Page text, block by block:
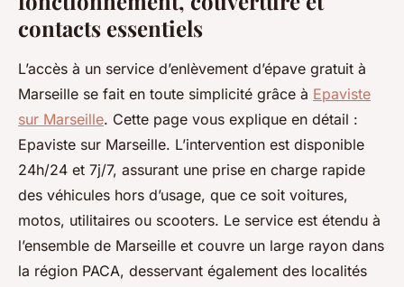
contacts essentiels
L’accès à un service d’enlèvement d’épave gratuit à
Marseille se fait en toute simplicité grâce à Epaviste
sur Marseille. Cette page vous explique en détail :
Epaviste sur Marseille. L’intervention est disponible
24h/24 et 7j/7, assurant une prise en charge rapide
des véhicules hors d’usage, que ce soit voitures,
motos, utilitaires ou scooters. Le service est étendu à
l’ensemble de Marseille et couvre un large rayon dans
la région PACA, desservant également des localités